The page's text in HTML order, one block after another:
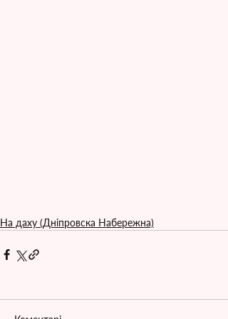
На даху (Дніпровска Набережна)